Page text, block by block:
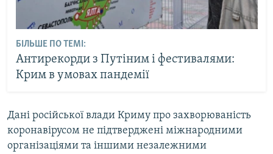
БІЛЬШЕ ПО ТЕМІ:
Антирекорди з Путіним і фестивалями:
Крим в умовах пандемії
Дані російської влади Криму про захворюваність
коронавірусом не підтверджені міжнародними
організаціями та іншими незалежними